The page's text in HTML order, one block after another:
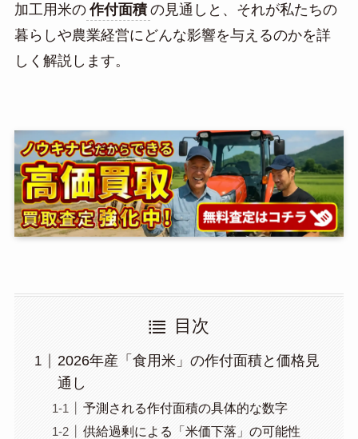
加工用米の 作付面積 の見通しと、それが私たちの
暮らしや農業経営にどんな影響を与えるのかを詳
しく解説します。
目次
2026年産「食用米」の作付面積と価格見
通し
予測される作付面積の具体的な数字
供給過剰による「米価下落」の可能性